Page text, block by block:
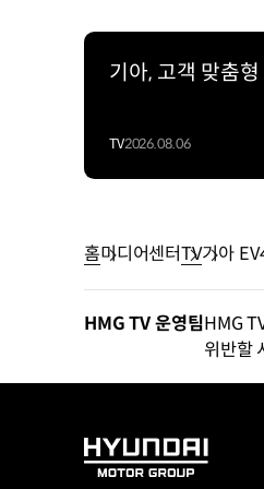
기아, 고객 맞춤
TV2026.08.06
홈미디어센터TV기아
HMG TV 운영팀HMG
위반할
HYUNDAI